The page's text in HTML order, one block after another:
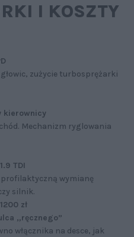
I KOSZTY
zużycie turbosprężarki
kierownicy
Mechanizm ryglowania
TDI
wymianę
silnik.
zł
„ręcznego”
włącznika na desce, jak